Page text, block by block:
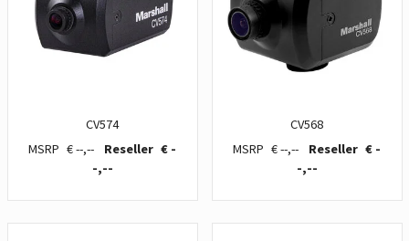
CV574
€ --,--
€ -
-,--
CV568
€ --,--
€ -
-,--